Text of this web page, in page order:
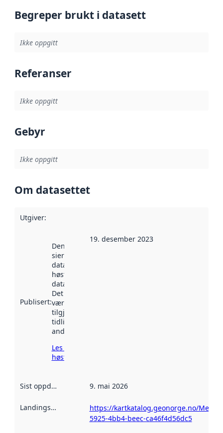
Begreper brukt i datasett
Ikke oppgitt
Referanser
Ikke oppgitt
Gebyr
Ikke oppgitt
Om datasettet
Utgiver:
Publisert:
Denne datoen
sier når
datasettet ble
høstet av
data.norge.no.
Det kan ha
vært
tilgjengelig
tidligere
andre steder.
Les mer om
høsting her
19. desember 2023
Sist oppdatert 9. mai 2026
Landingsside
https://kartkatalog.geonorge.no/
5925-4bb4-beec-ca46f4d56dc5